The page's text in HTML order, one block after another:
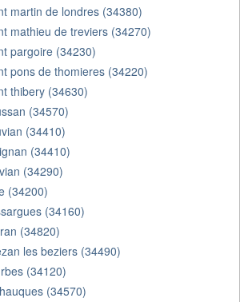
martin de londres (34380)
mathieu de treviers (34270)
pargoire (34230)
pons de thomieres (34220)
thibery (34630)
(34570)
(34410)
(34410)
(34290)
(34200)
(34160)
(34820)
les beziers (34490)
(34120)
(34570)